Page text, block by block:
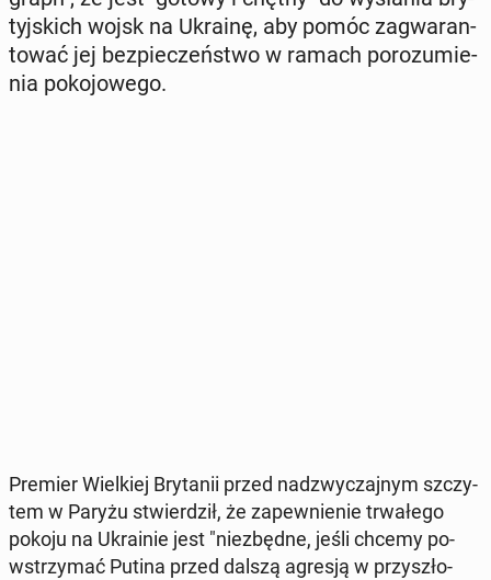
tyj­skich wojsk na Ukrainę, aby pomóc za­gwa­ran­
to­wać jej bez­pie­czeń­stwo w ramach po­ro­zu­mie­
nia po­ko­jo­we­go.
Premier Wiel­kiej Bry­ta­nii przed nad­zwy­czaj­nym szczy­
tem w Paryżu stwier­dził, że za­pew­nie­nie trwa­łe­go
pokoju na Ukra­inie jest "nie­zbęd­ne, jeśli chcemy po­
wstrzy­mać Putina przed dalszą agresją w przy­szło­